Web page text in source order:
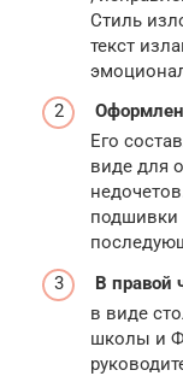
Стиль
текст
Его
виде для
подшивки
В правой
в виде
школы и